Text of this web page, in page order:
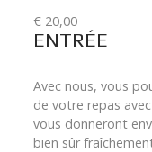
€ 20,00
ENTRÉE
Avec nous, vous
de votre repas
vous donneront
bien sûr